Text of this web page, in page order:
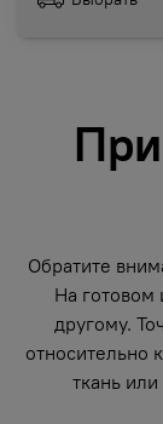
Обратите
На готовом
другому.
относительно
ткань